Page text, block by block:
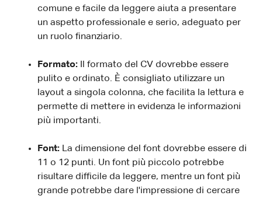
comune e facile da leggere aiuta a presentare
un aspetto professionale e serio, adeguato per
un ruolo finanziario.
Formato: Il formato del CV dovrebbe essere
pulito e ordinato. È consigliato utilizzare un
layout a singola colonna, che facilita la lettura e
permette di mettere in evidenza le informazioni
più importanti.
Font: La dimensione del font dovrebbe essere di
11 o 12 punti. Un font più piccolo potrebbe
risultare difficile da leggere, mentre un font più
grande potrebbe dare l'impressione di cercare